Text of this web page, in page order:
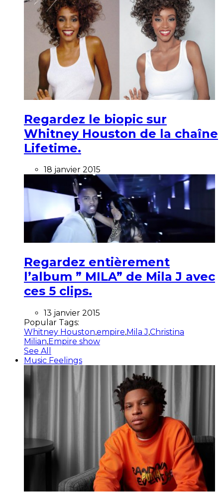
Regardez le biopic sur
Whitney Houston de la chaîne
Lifetime.
18 janvier 2015
Regardez entièrement
l’album ” MILA” de Mila J avec
ces 5 clips.
13 janvier 2015
Popular Tags:
Whitney Houston,empire,Mila J,Christina
Milian,Empire show
See All
Music Feelings